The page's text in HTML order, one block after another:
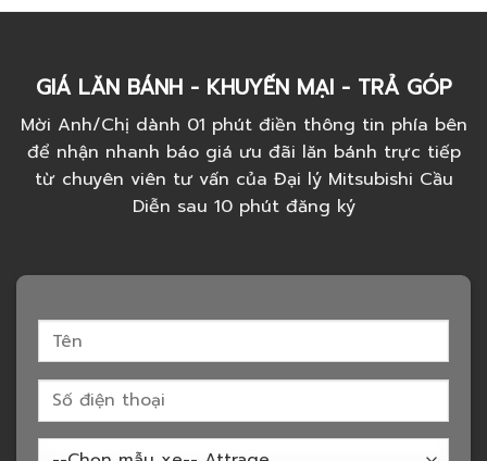
GIÁ LĂN BÁNH - KHUYẾN MẠI - TRẢ GÓP
Mời Anh/Chị dành 01 phút điền thông tin phía bên
để nhận nhanh báo giá ưu đãi lăn bánh trực tiếp
từ chuyên viên tư vấn của Đại lý Mitsubishi Cầu
Diễn sau 10 phút đăng ký